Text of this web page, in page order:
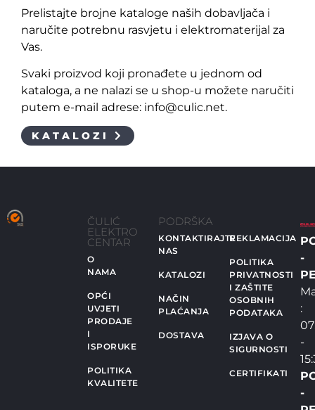
Prelistajte brojne kataloge naših dobavljača i
naručite potrebnu rasvjetu i elektromaterijal za
Vas.
Svaki proizvod koji pronađete u jednom od
kataloga, a ne nalazi se u shop-u možete naručiti
putem e-mail adrese: info@culic.net.
KATALOZI
ČULIĆ
ELEKTRO
CENTAR
O
NAMA
OPĆI
UVJETI
PRODAJE
I
ISPORUKE
POLITIKA
KVALITETE
PODRŠKA
KONTAKTIRAJTE
NAS
KATALOZI
NAČIN
PLAĆANJA
DOSTAVA
REKLAMACIJA
POLITIKA
PRIVATNOSTI
I ZAŠTITE
OSOBNIH
PODATAKA
IZJAVA O
SIGURNOSTI
CERTIFIKATI
-
:
-
-